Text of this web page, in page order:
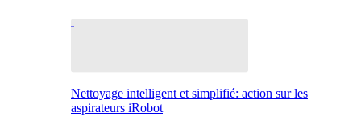
Nettoyage intelligent et simplifié: action sur les
aspirateurs iRobot